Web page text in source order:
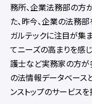
務所、企業法務部の方
た、昨今、企業の法務
ガルテックに注目が集
てニーズの高まりを感
護士など実務家の方が
の法情報データベース
ンストップのサービス